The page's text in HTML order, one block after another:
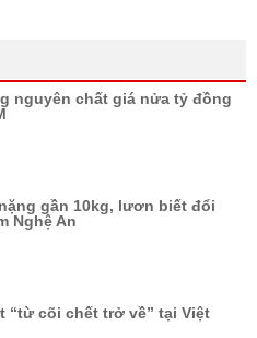
nguyên chất giá nửa tỷ đồng
gần 10kg, lươn biết đổi
Nghệ An
“từ cõi chết trở về” tại Việt